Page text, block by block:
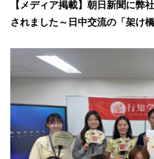
【メディア掲載】朝日新聞に弊
されました～日中交流の「架け